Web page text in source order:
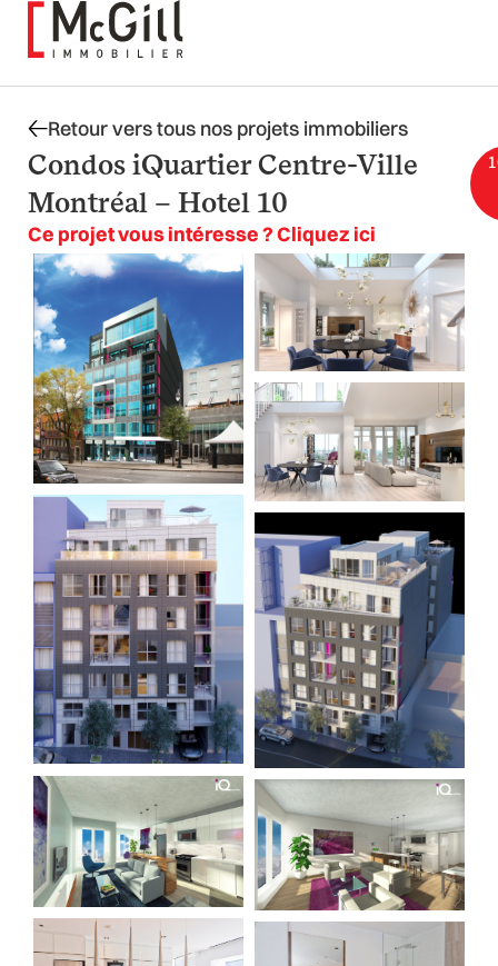
Aller
Retour vers tous nos projets immobiliers
Condos iQuartier Centre-Ville
Montréal – Hotel 10
Ce projet vous intéresse ? Cliquez ici